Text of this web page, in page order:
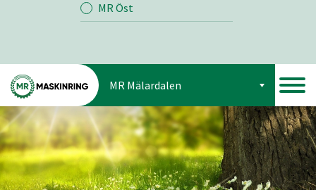
MR Öst
MR Mälardalen